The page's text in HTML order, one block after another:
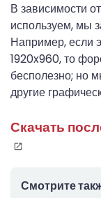
В зависимости
используем, мы
Например, если
1920x960, то
бесполезно; но
другие
Скачать
Смотрите